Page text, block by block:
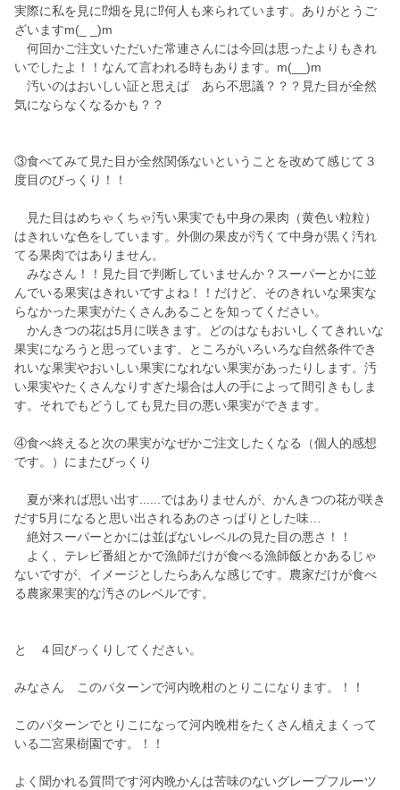
実際に私を見に⁉️畑を見に⁉️何人も来られています。ありがとうご
ざいますm(_ _)m
何回かご注文いただいた常連さんには今回は思ったよりもきれ
いでしたよ！！なんて言われる時もあります。m(__)m
汚いのはおいしい証と思えば あら不思議？？？見た目が全然
気にならなくなるかも？？
③食べてみて見た目が全然関係ないということを改めて感じて３
度目のびっくり！！
見た目はめちゃくちゃ汚い果実でも中身の果肉（黄色い粒粒）
はきれいな色をしています。外側の果皮が汚くて中身が黒く汚れ
てる果肉ではありません。
みなさん！！見た目で判断していませんか？スーパーとかに並
んでいる果実はきれいですよね！！だけど、そのきれいな果実な
らなかった果実がたくさんあることを知ってください。
かんきつの花は5月に咲きます。どのはなもおいしくてきれいな
果実になろうと思っています。ところがいろいろな自然条件でき
れいな果実やおいしい果実になれない果実があったりします。汚
い果実やたくさんなりすぎた場合は人の手によって間引きもしま
す。それでもどうしても見た目の悪い果実ができます。
④食べ終えると次の果実がなぜかご注文したくなる（個人的感想
です。）にまたびっくり
夏が来れば思い出す......ではありませんが、かんきつの花が咲き
だす5月になると思い出されるあのさっぱりとした味…
絶対スーパーとかには並ばないレベルの見た目の悪さ！！
よく、テレビ番組とかで漁師だけが食べる漁師飯とかあるじゃ
ないですが、イメージとしたらあんな感じです。農家だけが食べ
る農家果実的な汚さのレベルです。
と ４回びっくりしてください。
みなさん このパターンで河内晩柑のとりこになります。！！
このパターンでとりこになって河内晩柑をたくさん植えまくって
いる二宮果樹園です。！！
よく聞かれる質問です河内晩かんは苦味のないグレープフルーツ